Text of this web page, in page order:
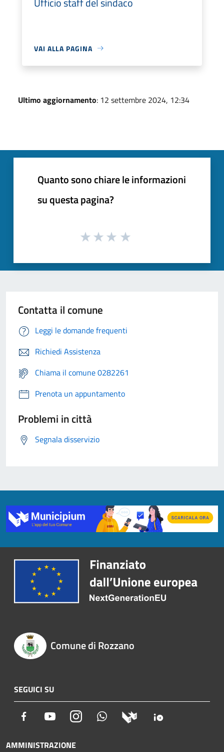
VAI ALLA PAGINA
Ultimo aggiornamento: 12 settembre 2024, 12:34
Quanto sono chiare le informazioni
su questa pagina?
Contatta il comune
Leggi le domande frequenti
Richiedi Assistenza
Chiama il comune 0282261
Prenota un appuntamento
Problemi in città
Segnala disservizio
Comune di Rozzano
SEGUICI SU
Facebook YoutubeInstagram Whatsapp
AMMINISTRAZIONE